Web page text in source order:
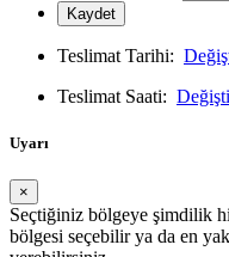
Kaydet
Teslimat Tarihi:
Teslimat Saati:
Uyarı
×
Seçtiğiniz bölgeye şimdilik
bölgesi seçebilir ya da en